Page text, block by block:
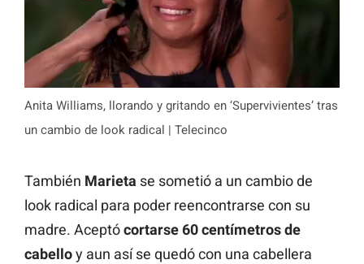
Anita Williams, llorando y gritando en ‘Supervivientes’ tras
un cambio de look radical | Telecinco
También Marieta se sometió a un cambio de
look radical para poder reencontrarse con su
madre. Aceptócortarse 60 centímetros de
cabelloy aun así se quedó con una cabellera